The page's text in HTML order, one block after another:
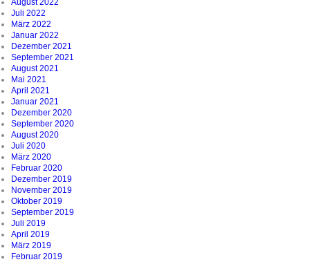
August 2022
Juli 2022
März 2022
Januar 2022
Dezember 2021
September 2021
August 2021
Mai 2021
April 2021
Januar 2021
Dezember 2020
September 2020
August 2020
Juli 2020
März 2020
Februar 2020
Dezember 2019
November 2019
Oktober 2019
September 2019
Juli 2019
April 2019
März 2019
Februar 2019